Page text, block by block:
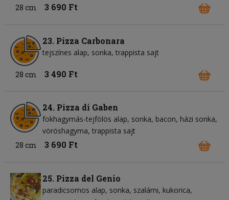
28 cm 3 690 Ft
23. Pizza Carbonara
tejszínes alap sonka trappista sajt
28 cm 3 490 Ft
24. Pizza di Gaben
fokhagymás-tejfölös alap sonka bacon házi sonka
vöröshagyma trappista sajt
28 cm
3 690 Ft
25. Pizza del Genio
paradicsomos alap sonka szalámi kukorica